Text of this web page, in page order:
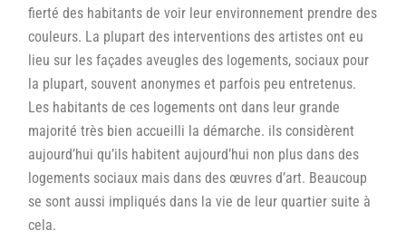
fierté des habitants de voir leur environnement prendre des
couleurs. La plupart des interventions des artistes ont eu
lieu sur les façades aveugles des logements, sociaux pour
la plupart, souvent anonymes et parfois peu entretenus.
Les habitants de ces logements ont dans leur grande
majorité très bien accueilli la démarche. ils considèrent
aujourd’hui qu’ils habitent aujourd’hui non plus dans des
logements sociaux mais dans des œuvres d’art. Beaucoup
se sont aussi impliqués dans la vie de leur quartier suite à
cela.